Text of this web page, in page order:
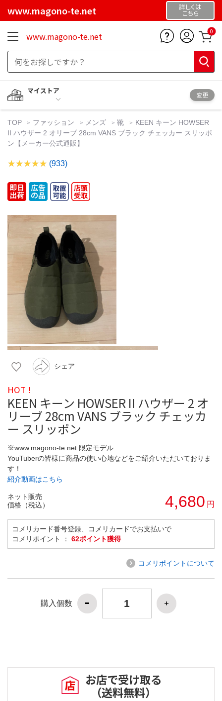
www.magono-te.net 詳しくは
こちら
www.magono-te.net 0
マイストア
変更
TOP ファッション メンズ 靴
KEEN キーン HOWSER
II ハウザー 2 オリーブ 28cm VANS ブラック チェッカー スリッポ
ン【メーカー公式通販】
(933)
シェア
HOT !
KEEN キーン HOWSER II ハウザー 2 オ
リーブ 28cm VANS ブラック チェッカ
ー スリッポン
※www.magono-te.net 限定モデル
YouTuberの皆様に商品の使い心地などをご紹介いただいておりま
す！
紹介動画はこちら
ネット販売
価格（税込）
4,680 円
コメリカード番号登録、コメリカードでお支払いで
コメリポイント ： 62ポイント獲得
コメリポイントについて
購入個数
お店で受け取る
（送料無料）